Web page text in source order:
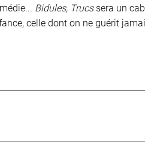
Bidules, Trucs sera un
celle dont on ne guérit